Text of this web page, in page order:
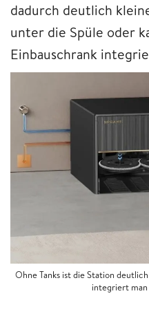
dadurch deutlich
unter die Spüle oder
Einbauschrank
Ohne Tanks ist die Station
integriert man